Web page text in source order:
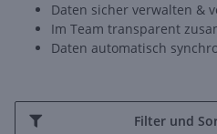
Daten sicher verwalten &
Im Team transparent
Daten automatisch
Filter und